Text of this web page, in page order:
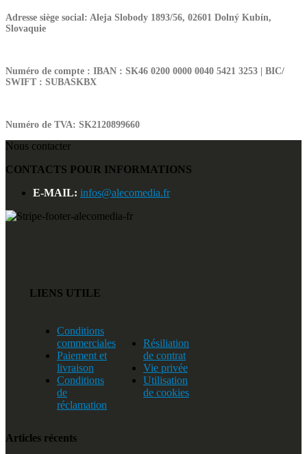
Adresse siège social: Aleja Slobody 1893/56, 02601 Dolný Kubín,
Slovaquie
Numéro de compte : IBAN : SK46 0200 0000 0040 5421 3253 | BIC/
SWIFT : SUBASKBX
Numéro de TVA: SK2120899660
Nous contacter
CONTACTS POUR INFORMATIONS
E-MAIL: infos@alecomedia.fr
LIENS UTILE
Conditions
commerciales
Paiement et
livraison
Conditions
de
réclamation
Résiliation
de contrat
Vie privée
Utilisation
de cookies
Articles récents